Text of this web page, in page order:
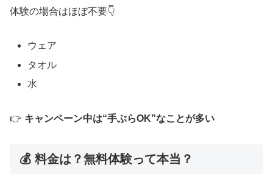
体験の場合はほぼ不要👇
ウェア
タオル
水
👉 キャンペーン中は“手ぶらOK”なことが多い
💰 料金は？無料体験って本当？